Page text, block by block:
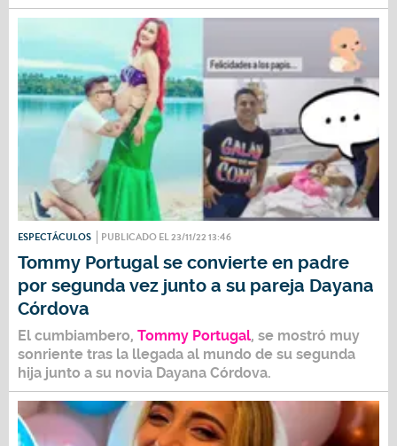
ESPECTÁCULOS PUBLICADO EL 23/11/22 13:46
Tommy Portugal se convierte en padre
por segunda vez junto a su pareja Dayana
Córdova
El cumbiambero, Tommy Portugal, se mostró muy
sonriente tras la llegada al mundo de su segunda
hija junto a su novia Dayana Córdova.